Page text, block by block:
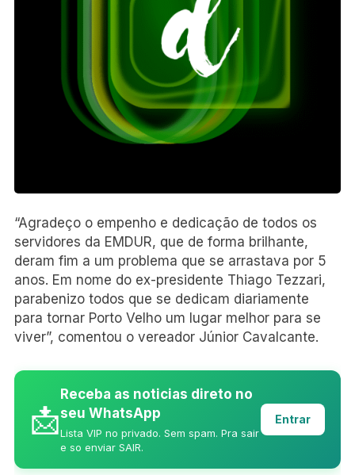
“Agradeço o empenho e dedicação de todos os
servidores da EMDUR, que de forma brilhante,
deram fim a um problema que se arrastava por 5
anos. Em nome do ex-presidente Thiago Tezzari,
parabenizo todos que se dedicam diariamente
para tornar Porto Velho um lugar melhor para se
viver”, comentou o vereador Júnior Cavalcante.
📩
Receba as noticias direto no
seu WhatsApp
Lista VIP no privado. Sem spam. Pra sair
e so enviar SAIR.
Entrar